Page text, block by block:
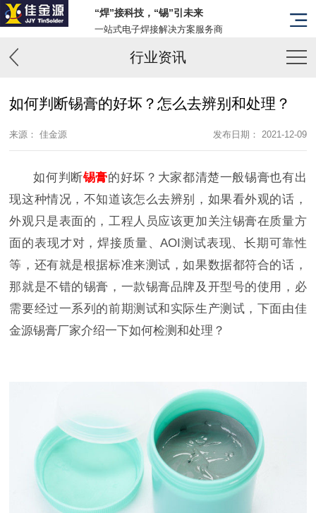
“焊”接科技，“锡”引未来
一站式电子焊接解决方案服务商
行业资讯
如何判断锡膏的好坏？怎么去辨别和处理？
来源： 佳金源 发布日期： 2021-12-09
如何判断锡膏的好坏？大家都清楚一般锡膏也有出
现这种情况，不知道该怎么去辨别，如果看外观的话，
外观只是表面的，工程人员应该更加关注锡膏在质量方
面的表现才对，焊接质量、AOI测试表现、长期可靠性
等，还有就是根据标准来测试，如果数据都符合的话，
那就是不错的锡膏，一款锡膏品牌及开型号的使用，必
需要经过一系列的前期测试和实际生产测试，下面由佳
金源锡膏厂家介绍一下如何检测和处理？